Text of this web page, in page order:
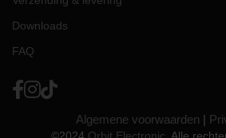
Downloads
FAQ
Algemene voorwaarden |